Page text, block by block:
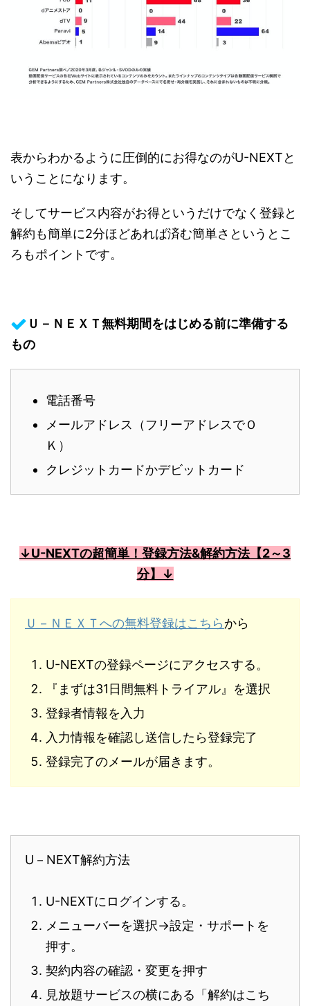
表からわかるように圧倒的にお得なのがU-NEXTと
いうことになります。
そしてサービス内容がお得というだけでなく登録と
解約も簡単に2分ほどあれば済む簡単さというとこ
ろもポイントです。
Ｕ－ＮＥＸＴ無料期間をはじめる前に準備する
もの
電話番号
メールアドレス（フリーアドレスでＯ
Ｋ）
クレジットカードかデビットカード
↓U-NEXTの超簡単！登録方法&解約方法【2～3
分】↓
Ｕ－ＮＥＸＴへの無料登録はこちらから
U-NEXTの登録ページにアクセスする。
『まずは31日間無料トライアル』を選択
登録者情報を入力
入力情報を確認し送信したら登録完了
登録完了のメールが届きます。
U－NEXT解約方法
U-NEXTにログインする。
メニューバーを選択→設定・サポートを
押す。
契約内容の確認・変更を押す
見放題サービスの横にある「解約はこち